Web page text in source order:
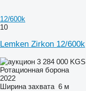
12/600k
10
Lemken Zirkon 12/600k
3 284 000 KGS
Ротационная борона
2022
Ширина захвата 6 м